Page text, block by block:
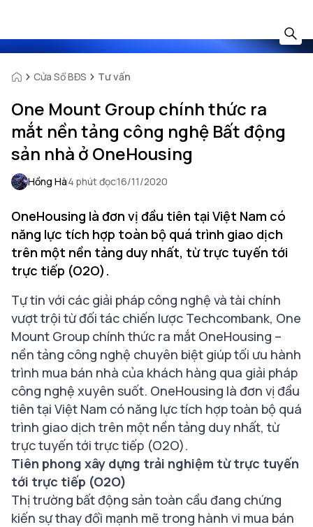
Cửa Sổ BĐS Tư vấn
One Mount Group chính thức ra
mắt nền tảng công nghệ Bất động
sản nhà ở OneHousing
Hồng Hà4 phút đọc16/11/2020
OneHousing là đơn vị đầu tiên tại Việt Nam có
năng lực tích hợp toàn bộ quá trình giao dịch
trên một nền tảng duy nhất, từ trực tuyến tới
trực tiếp (O2O).
Tự tin với các giải pháp công nghệ và tài chính
vượt trội từ đối tác chiến lược Techcombank, One
Mount Group chính thức ra mắt OneHousing –
nền tảng công nghệ chuyên biệt giúp tối ưu hành
trình mua bán nhà của khách hàng qua giải pháp
công nghệ xuyên suốt. OneHousing là đơn vị đầu
tiên tại Việt Nam có năng lực tích hợp toàn bộ quá
trình giao dịch trên một nền tảng duy nhất, từ
trực tuyến tới trực tiếp (O2O).
Tiên phong xây dựng trải nghiệm từ trực tuyến
tới trực tiếp (O2O)
Thị trường bất động sản toàn cầu đang chứng
kiến sự thay đổi mạnh mẽ trong hành vi mua bán